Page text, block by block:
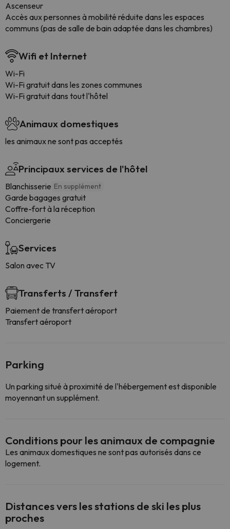
Ascenseur
Accès aux personnes à mobilité réduite dans les espaces
communs (pas de salle de bain adaptée dans les chambres)
Wifi et Internet
Wi-Fi
Wi-Fi gratuit dans les zones communes
Wi-Fi gratuit dans tout l'hôtel
Animaux domestiques
les animaux ne sont pas acceptés
Principaux services de l'hôtel
Blanchisserie En supplément
Garde bagages gratuit
Coffre-fort à la réception
Conciergerie
Services
Salon avec TV
Transferts / Transfert
Paiement de transfert aéroport
Transfert aéroport
Parking
Un parking situé à proximité de l'hébergement est disponible
moyennant un supplément.
Conditions pour les animaux de compagnie
Les animaux domestiques ne sont pas autorisés dans ce
logement.
Distances vers les stations de ski les plus
proches